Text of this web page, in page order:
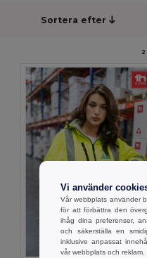
Sortera efter
Vi använder
Vår webbplats använder
för att förbättra den
ihåg dina preferenser,
och säkerställa en
inklusive anpassat
vår webbplats och reklam.